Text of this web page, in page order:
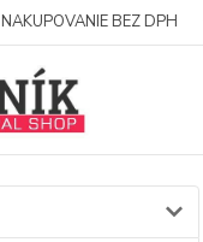
NAKUPOVANIE BEZ DPH